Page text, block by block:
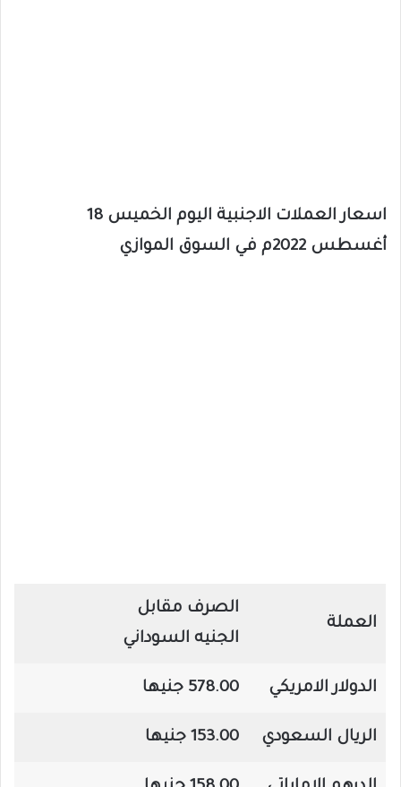
اسعار العملات الاجنبية اليوم الخميس 18
أغسطس 2022م في السوق الموازي
العملة
الصرف مقابل
الجنيه السوداني
الدولار الامريكي 578.00 جنيها
الريال السعودي 153.00 جنيها